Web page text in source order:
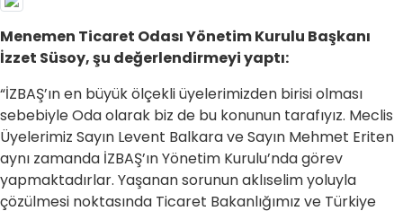
Menemen Ticaret Odası Yönetim Kurulu Başkanı
İzzet Süsoy, şu değerlendirmeyi yaptı:
“İZBAŞ’ın en büyük ölçekli üyelerimizden birisi olması
sebebiyle Oda olarak biz de bu konunun tarafıyız. Meclis
Üyelerimiz Sayın Levent Balkara ve Sayın Mehmet Eriten
aynı zamanda İZBAŞ’ın Yönetim Kurulu’nda görev
yapmaktadırlar. Yaşanan sorunun aklıselim yoluyla
çözülmesi noktasında Ticaret Bakanlığımız ve Türkiye